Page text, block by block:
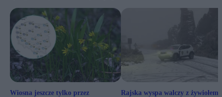
Wiosna jeszcze tylko przez
Rajska wyspa walczy z żywiołem.